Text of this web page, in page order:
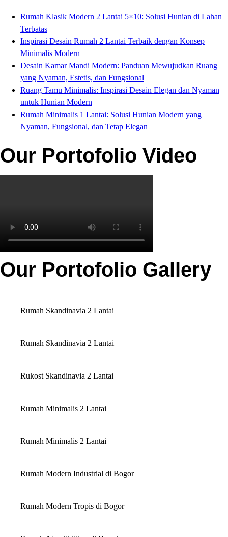
Rumah Klasik Modern 2 Lantai 5×10: Solusi Hunian di Lahan
Terbatas
Inspirasi Desain Rumah 2 Lantai Terbaik dengan Konsep
Minimalis Modern
Desain Kamar Mandi Modern: Panduan Mewujudkan Ruang
yang Nyaman, Estetis, dan Fungsional
Ruang Tamu Minimalis: Inspirasi Desain Elegan dan Nyaman
untuk Hunian Modern
Rumah Minimalis 1 Lantai: Solusi Hunian Modern yang
Nyaman, Fungsional, dan Tetap Elegan
Our Portofolio Video
Our Portofolio Gallery
Rumah Skandinavia 2 Lantai
Rumah Skandinavia 2 Lantai
Rukost Skandinavia 2 Lantai
Rumah Minimalis 2 Lantai
Rumah Minimalis 2 Lantai
Rumah Modern Industrial di Bogor
Rumah Modern Tropis di Bogor